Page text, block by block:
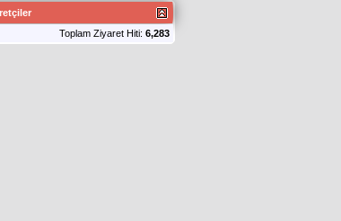
Toplam Ziyaret Hiti: 6,283